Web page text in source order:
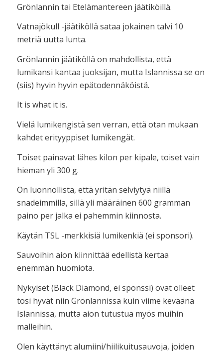
Grönlannin tai Etelämantereen jäätiköillä.
Vatnajökull -jäätiköllä sataa jokainen talvi 10
metriä uutta lunta.
Grönlannin jäätiköllä on mahdollista, että
lumikansi kantaa juoksijan, mutta Islannissa se on
(siis) hyvin hyvin epätodennäköistä.
It is what it is.
Vielä lumikengistä sen verran, että otan mukaan
kahdet erityyppiset lumikengät.
Toiset painavat lähes kilon per kipale, toiset vain
hieman yli 300 g.
On luonnollista, että yritän selviytyä niillä
snadeimmilla, sillä yli määräinen 600 gramman
paino per jalka ei pahemmin kiinnosta.
Käytän TSL -merkkisiä lumikenkiä (ei sponsori).
Sauvoihin aion kiinnittää edellistä kertaa
enemmän huomiota.
Nykyiset (Black Diamond, ei sponssi) ovat olleet
tosi hyvät niin Grönlannissa kuin viime keväänä
Islannissa, mutta aion tutustua myös muihin
malleihin.
Olen käyttänyt alumiini/hiilikuitusauvoja, joiden